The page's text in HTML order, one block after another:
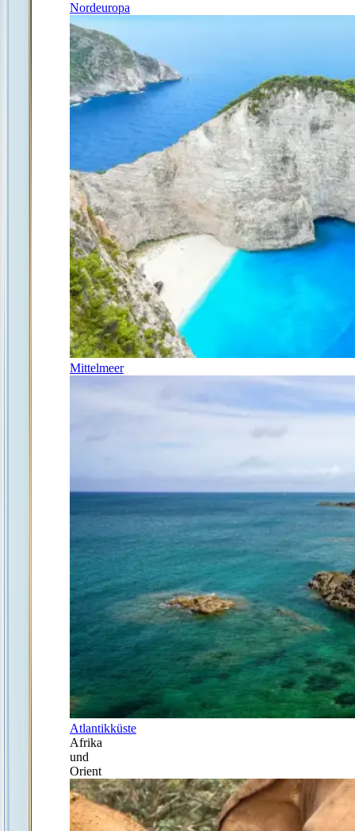
Nordeuropa
Mittelmeer
Atlantikküste
Afrika
und
Orient